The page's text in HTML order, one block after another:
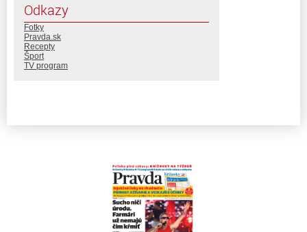
Odkazy
Fotky
Pravda.sk
Recepty
Šport
TV program